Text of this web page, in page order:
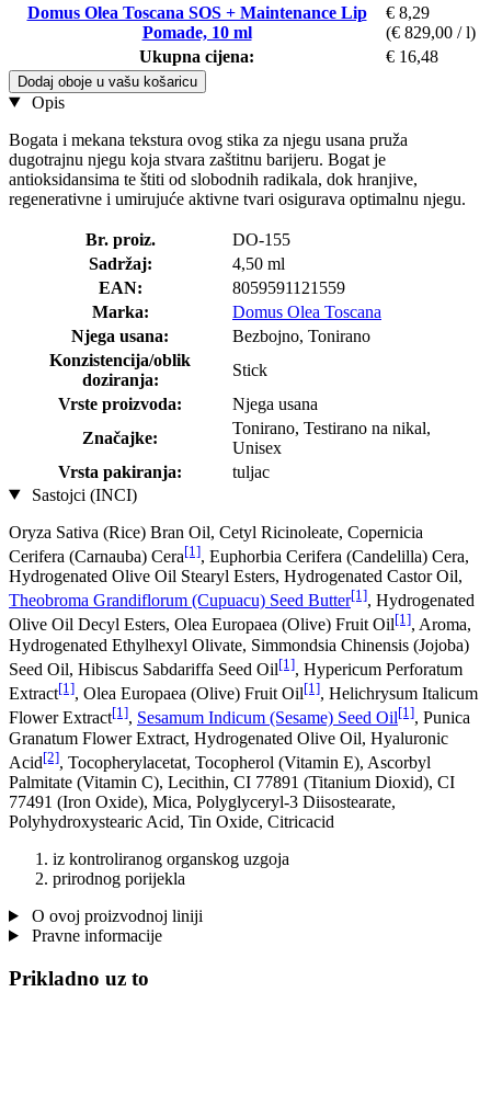
Domus Olea Toscana SOS + Maintenance Lip
Pomade, 10 ml
€ 8,29
(€ 829,00 / l)
Ukupna cijena:
€ 16,48
Dodaj oboje u vašu košaricu
Opis
Bogata i mekana tekstura ovog stika za njegu usana pruža
dugotrajnu njegu koja stvara zaštitnu barijeru. Bogat je
antioksidansima te štiti od slobodnih radikala, dok hranjive,
regenerativne i umirujuće aktivne tvari osigurava optimalnu njegu.
Br. proiz.
DO-155
Sadržaj:
4,50 ml
EAN:
8059591121559
Marka:
Domus Olea Toscana
Njega usana:
Bezbojno, Tonirano
Konzistencija/oblik
doziranja:
Stick
Vrste proizvoda:
Njega usana
Značajke:
Tonirano, Testirano na nikal,
Unisex
Vrsta pakiranja:
tuljac
Sastojci (INCI)
Oryza Sativa (Rice) Bran Oil, Cetyl Ricinoleate, Copernicia
Cerifera (Carnauba) Cera[1], Euphorbia Cerifera (Candelilla) Cera,
Hydrogenated Olive Oil Stearyl Esters, Hydrogenated Castor Oil,
Theobroma Grandiflorum (Cupuacu) Seed Butter[1], Hydrogenated
Olive Oil Decyl Esters, Olea Europaea (Olive) Fruit Oil[1], Aroma,
Hydrogenated Ethylhexyl Olivate, Simmondsia Chinensis (Jojoba)
Seed Oil, Hibiscus Sabdariffa Seed Oil[1], Hypericum Perforatum
Extract[1], Olea Europaea (Olive) Fruit Oil[1], Helichrysum Italicum
Flower Extract[1], Sesamum Indicum (Sesame) Seed Oil[1], Punica
Granatum Flower Extract, Hydrogenated Olive Oil, Hyaluronic
Acid[2], Tocopherylacetat, Tocopherol (Vitamin E), Ascorbyl
Palmitate (Vitamin C), Lecithin, CI 77891 (Titanium Dioxid), CI
77491 (Iron Oxide), Mica, Polyglyceryl-3 Diisostearate,
Polyhydroxystearic Acid, Tin Oxide, Citricacid
iz kontroliranog organskog uzgoja
prirodnog porijekla
O ovoj proizvodnoj liniji
Pravne informacije
Prikladno uz to